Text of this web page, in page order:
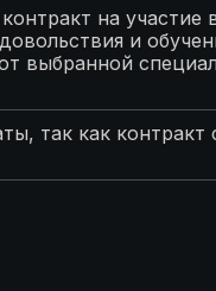
на участие
и
выбранной
так как